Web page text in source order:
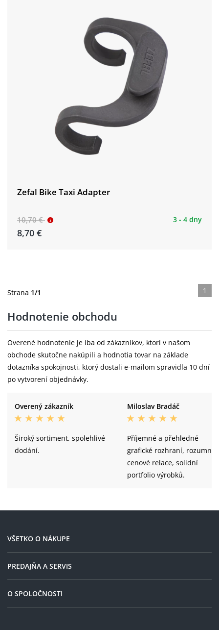
Zefal Bike Taxi Adapter
10,70 €
8,70 €
3 - 4 dny
Strana 1/1 1
Hodnotenie obchodu
Overené hodnotenie je iba od zákazníkov, ktorí v našom
obchode skutočne nakúpili a hodnotia tovar na základe
dotazníka spokojnosti, ktorý dostali e-mailom spravidla 10 dní
po vytvorení objednávky.
Overený zákazník
Široký sortiment, spolehlivé
dodání.
Miloslav Bradáč
Příjemné a přehledné
grafické rozhraní, rozumné
cenové relace, solidní
portfolio výrobků.
VŠETKO O NÁKUPE
PREDAJŇA A SERVIS
O SPOLOČNOSTI